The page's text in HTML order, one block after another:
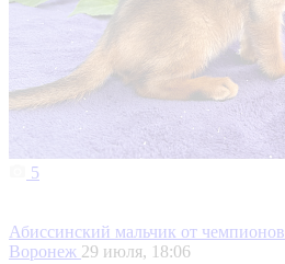
5
Абиссинский мальчик от чемпионов
Воронеж 29 июля, 18:06